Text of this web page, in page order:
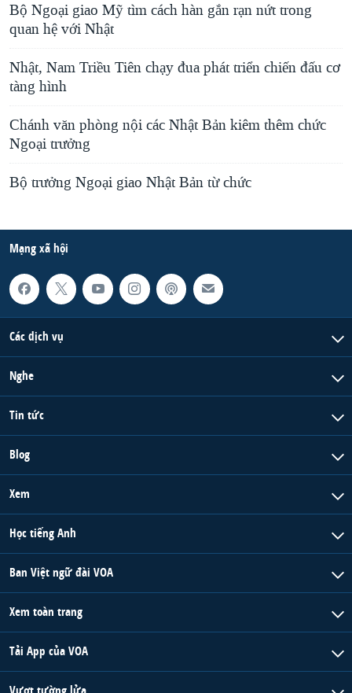
Bộ Ngoại giao Mỹ tìm cách hàn gắn rạn nứt trong
quan hệ với Nhật
Nhật, Nam Triều Tiên chạy đua phát triển chiến đấu cơ
tàng hình
Chánh văn phòng nội các Nhật Bản kiêm thêm chức
Ngoại trưởng
Bộ trưởng Ngoại giao Nhật Bản từ chức
Mạng xã hội
Các dịch vụ
Nghe
Tin tức
Blog
Xem
Học tiếng Anh
Ban Việt ngữ đài VOA
Xem toàn trang
Tải App của VOA